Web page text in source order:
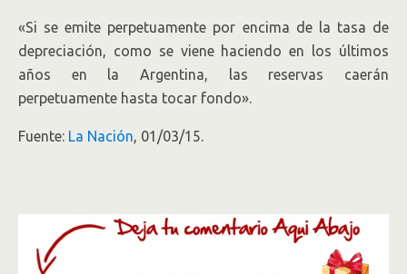
«Si se emite perpetuamente por encima de la tasa de
depreciación, como se viene haciendo en los últimos
años en la Argentina, las reservas caerán
perpetuamente hasta tocar fondo».
Fuente: La Nación, 01/03/15.